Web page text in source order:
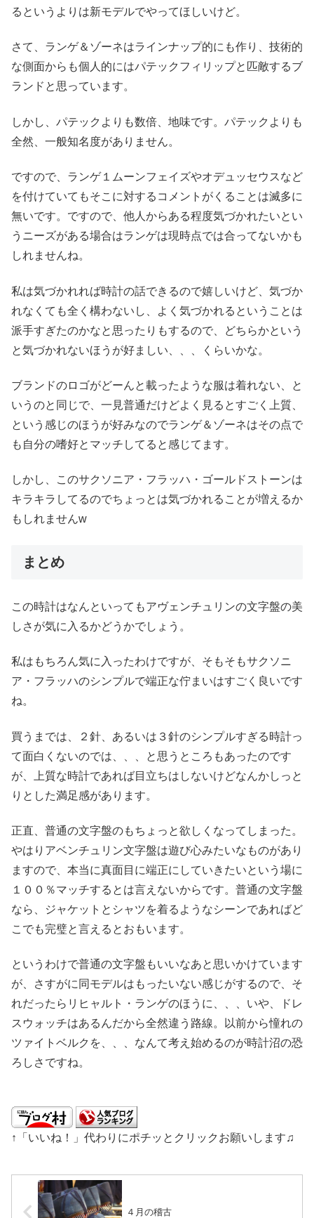
るというよりは新モデルでやってほしいけど。
さて、ランゲ＆ゾーネはラインナップ的にも作り、技術的
な側面からも個人的にはパテックフィリップと匹敵するブ
ランドと思っています。
しかし、パテックよりも数倍、地味です。パテックよりも
全然、一般知名度がありません。
ですので、ランゲ１ムーンフェイズやオデュッセウスなど
を付けていてもそこに対するコメントがくることは滅多に
無いです。ですので、他人からある程度気づかれたいとい
うニーズがある場合はランゲは現時点では合ってないかも
しれませんね。
私は気づかれれば時計の話できるので嬉しいけど、気づか
れなくても全く構わないし、よく気づかれるということは
派手すぎたのかなと思ったりもするので、どちらかという
と気づかれないほうが好ましい、、、くらいかな。
ブランドのロゴがどーんと載ったような服は着れない、と
いうのと同じで、一見普通だけどよく見るとすごく上質、
という感じのほうが好みなのでランゲ＆ゾーネはその点で
も自分の嗜好とマッチしてると感じてます。
しかし、このサクソニア・フラッハ・ゴールドストーンは
キラキラしてるのでちょっとは気づかれることが増えるか
もしれませんw
まとめ
この時計はなんといってもアヴェンチュリンの文字盤の美
しさが気に入るかどうかでしょう。
私はもちろん気に入ったわけですが、そもそもサクソニ
ア・フラッハのシンプルで端正な佇まいはすごく良いです
ね。
買うまでは、２針、あるいは３針のシンプルすぎる時計っ
て面白くないのでは、、、と思うところもあったのです
が、上質な時計であれば目立ちはしないけどなんかしっと
りとした満足感があります。
正直、普通の文字盤のもちょっと欲しくなってしまった。
やはりアベンチュリン文字盤は遊び心みたいなものがあり
ますので、本当に真面目に端正にしていきたいという場に
１００％マッチするとは言えないからです。普通の文字盤
なら、ジャケットとシャツを着るようなシーンであればど
こでも完璧と言えるとおもいます。
というわけで普通の文字盤もいいなあと思いかけています
が、さすがに同モデルはもったいない感じがするので、そ
れだったらリヒャルト・ランゲのほうに、、、いや、ドレ
スウォッチはあるんだから全然違う路線。以前から憧れの
ツァイトベルクを、、、なんて考え始めるのが時計沼の恐
ろしさですね。
↑「いいね！」代わりにポチッとクリックお願いします♫
４月の稽古